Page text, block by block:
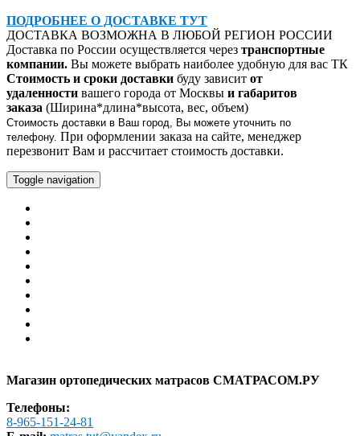
ПОДРОБНЕЕ О ДОСТАВКЕ ТУТ
ДОСТАВКА ВОЗМОЖНА В ЛЮБОЙ РЕГИОН РОССИИ
Доставка по России осуществляется через транспортные
компании. Вы можете выбрать наиболее удобную для вас ТК
Стоимость и сроки доставки буду зависит от
удаленности вашего города от Москвы и габаритов
заказа (Ширина*длина*высота, вес, объем)
Стоимость доставки в Ваш город, Вы можете уточнить по
телефону. При оформлении заказа на сайте, менеджер
перезвонит Вам и рассчитает стоимость доставки.
Toggle navigation
Магазин ортопедических матрасов СМАТРАСОМ.РУ
Телефоны:
8-965-151-24-81